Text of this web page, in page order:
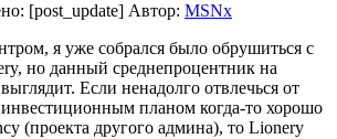
[post_update] Автор: MSNx
я уже собрался было обрушиться с
но данный среднепроцентник на
Если ненадолго отвлечься от
планом когда-то хорошо
(проекта другого админа), то Lionery